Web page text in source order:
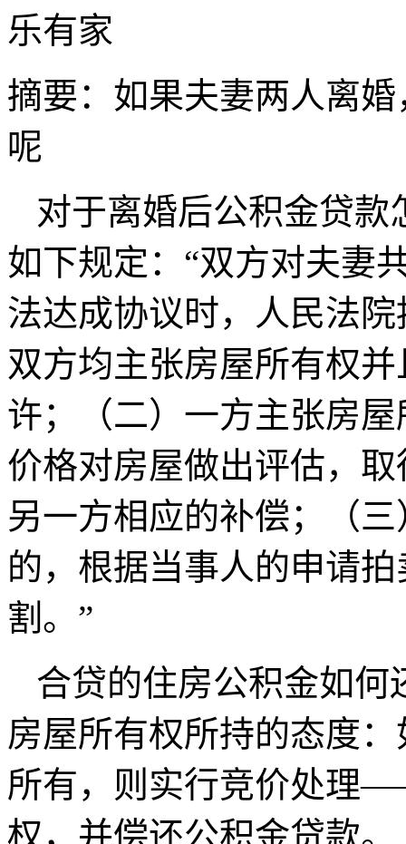
乐有家
摘要： 如果夫妻两人离
呢
对于离婚后公积金贷
如下规定：“双方对夫妻
法达成协议时，人民法
双方均主张房屋所有权
许；（二）一方主张房
价格对房屋做出评估，
另一方相应的补偿；（
的，根据当事人的申请
割。”
合贷的住房公积金如何
房屋所有权所持的态度
所有，则实行竞价处理
权，并偿还公积金贷款。